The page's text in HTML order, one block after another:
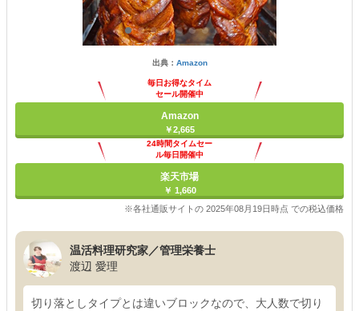
出典： Amazon
毎日お得なタイム
セール開催中
Amazon
￥2,665
24時間タイムセー
ル毎日開催中
楽天市場
￥ 1,660
※各社通販サイトの 2025年08月19日時点 での税込価格
温活料理研究家／管理栄養士
渡辺 愛理
切り落としタイプとは違いブロックなので、大人数で切り